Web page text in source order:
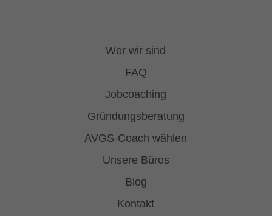
Wer wir sind
FAQ
Jobcoaching
Gründungsberatung
AVGS-Coach wählen
Unsere Büros
Blog
Kontakt